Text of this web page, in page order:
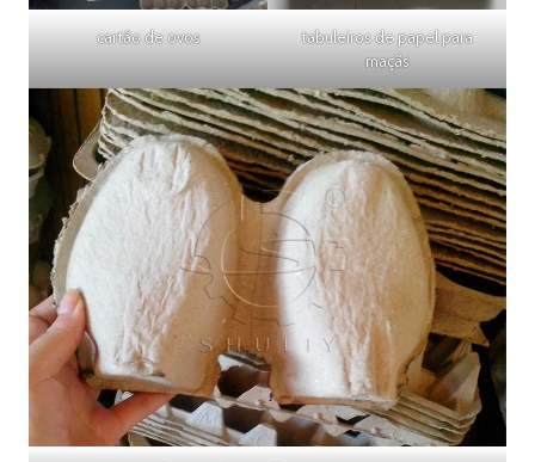
cartão de ovos
tabuleiros de papel para
maçãs